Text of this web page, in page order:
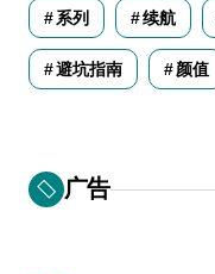
系列 续航
避坑指南 颜值
广告